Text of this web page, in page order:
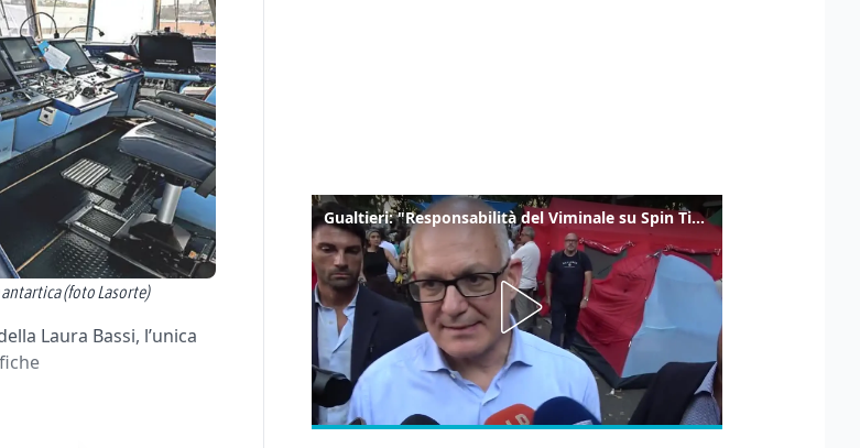
(foto Lasorte)
Laura Bassi, l’unica
Gualtieri: "Responsabilità del Viminale su Spin Time? La posizione dei partiti è nota"